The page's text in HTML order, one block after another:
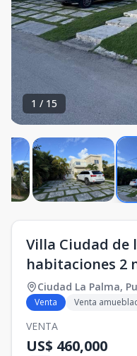
1 / 15
Villa Ciudad de
habitaciones 2
Ciudad La Palma,
Venta Venta
VENTA
US$ 460,000